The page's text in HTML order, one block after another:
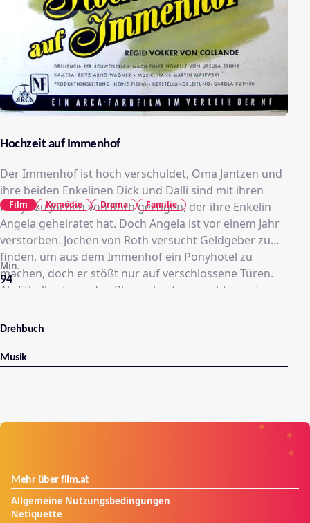
Hochzeit auf Immenhof
Der Immenhof ist hoch verschuldet, Oma Jantzen und
ihre beiden Enkelinen Dick und Dalli sind mit ihren
Ponys zu Jochen von Roth gezogen, der ihre Enkelin
Angela geheiratet hat. Doch Angela ist vor einem Jahr
verstorben. Jochen von Roth versucht Geldgeber zu
finden, um aus dem Immenhof ein Ponyhotel zu
machen, doch er stößt nur auf verschlossene Türen.
Als Ethelbert von den Plänen hört, versucht er seinen
überzeugen. Er kommt mit seiner Tochter angereist,
ist aber von der Idee und den Pferden nicht sonderlich
angetan. Seine Tochter verliebt sich in Jochen von
94
Min.
Film Komödie Drama Familie
Drehbuch
Musik
Mehr über film.at
Allgemeine Nutzungsbedingungen
Netiquette